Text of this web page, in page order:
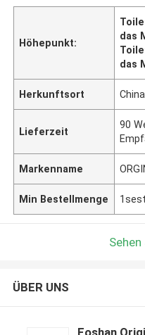
Höhepunkt:
das
das
Herkunftsort China
Lieferzeit
90
Markenname
Min Bestellmenge 1sest
ÜBER UNS